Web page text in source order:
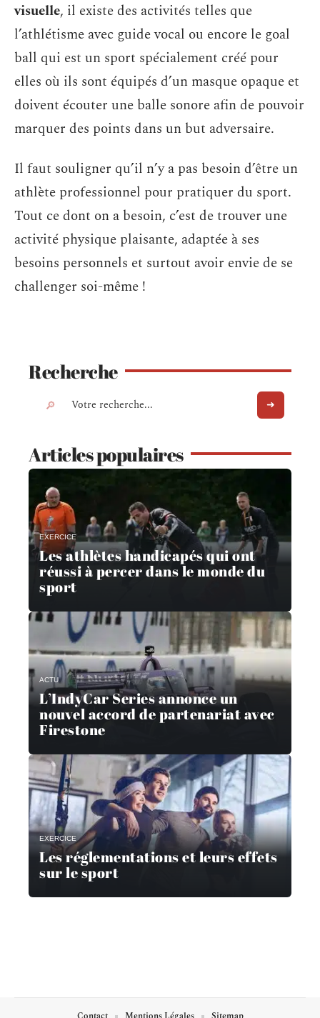
visuelle, il existe des activités telles que
l’athlétisme avec guide vocal ou encore le goal
ball qui est un sport spécialement créé pour
elles où ils sont équipés d’un masque opaque et
doivent écouter une balle sonore afin de pouvoir
marquer des points dans un but adversaire.
Il faut souligner qu’il n’y a pas besoin d’être un
athlète professionnel pour pratiquer du sport.
Tout ce dont on a besoin, c’est de trouver une
activité physique plaisante, adaptée à ses
besoins personnels et surtout avoir envie de se
challenger soi-même !
Recherche
Articles populaires
EXERCICE
Les athlètes handicapés qui ont
réussi à percer dans le monde du
sport
ACTU
L’IndyCar Series annonce un
nouvel accord de partenariat avec
Firestone
EXERCICE
Les réglementations et leurs effets
sur le sport